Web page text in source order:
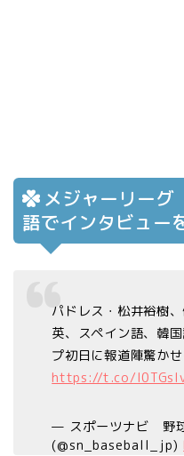
メジャーリー
語でインタビュー
パドレス・松井裕樹
英、スペイン語、韓
プ初日に報道陣驚かせ
https://t.co/
— スポーツナビ 野
(@sn_baseball_jp)